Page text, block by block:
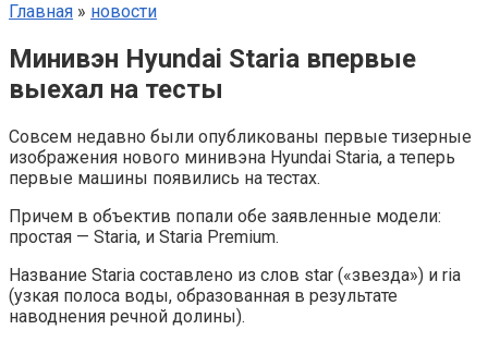
Главная » новости
Минивэн Hyundai Staria впервые
выехал на тесты
Совсем недавно были опубликованы первые тизерные
изображения нового минивэна Hyundai Staria, а теперь
первые машины появились на тестах.
Причем в объектив попали обе заявленные модели:
простая — Staria, и Staria Premium.
Название Staria составлено из слов star («звезда») и ria
(узкая полоса воды, образованная в результате
наводнения речной долины).